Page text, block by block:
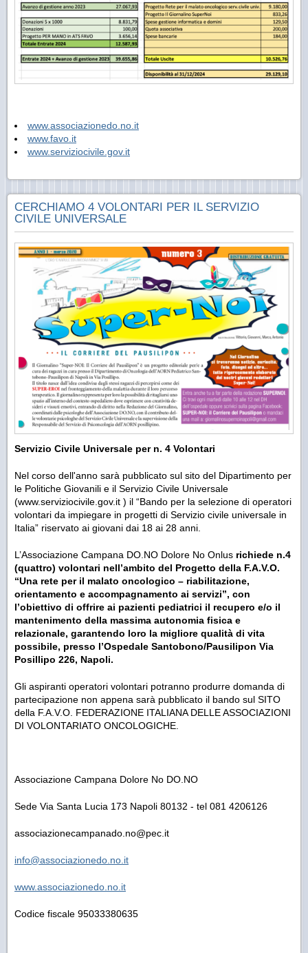
www.associazionedo.no.it
www.favo.it
www.serviziocivile.gov.it
CERCHIAMO 4 VOLONTARI PER IL SERVIZIO
CIVILE UNIVERSALE
Servizio Civile Universale per n. 4 Volontari
Nel corso dell'anno sarà pubblicato sul sito del Dipartimento per
le Politiche Giovanili e il Servizio Civile Universale
(www.serviziocivile.gov.it ) il “Bando per la selezione di operatori
volontari da impiegare in progetti di Servizio civile universale in
Italia” riservato ai giovani dai 18 ai 28 anni.
L’Associazione Campana DO.NO Dolore No Onlus richiede n.4
(quattro) volontari nell’ambito del Progetto della F.A.V.O.
“Una rete per il malato oncologico – riabilitazione,
orientamento e accompagnamento ai servizi”, con
l’obiettivo di offrire ai pazienti pediatrici il recupero e/o il
mantenimento della massima autonomia fisica e
relazionale, garantendo loro la migliore qualità di vita
possibile, presso l’Ospedale Santobono/Pausilipon Via
Posillipo 226, Napoli.
Gli aspiranti operatori volontari potranno produrre domanda di
partecipazione non appena sarà pubblicato il bando sul SITO
della F.A.V.O. FEDERAZIONE ITALIANA DELLE ASSOCIAZIONI
DI VOLONTARIATO ONCOLOGICHE.
Associazione Campana Dolore No DO.NO
Sede Via Santa Lucia 173 Napoli 80132 - tel 081 4206126
associazionecampanado.no@pec.it
info@associazionedo.no.it
www.associazionedo.no.it
Codice fiscale 95033380635